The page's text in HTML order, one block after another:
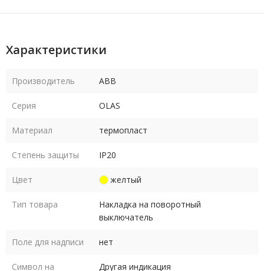
Характеристики
Производитель ABB
Серия OLAS
Материал термопласт
Степень защиты IP20
Цвет желтый
Тип товара
Накладка на поворотный
выключатель
Поле для надписи нет
Символ на
Другая индикация